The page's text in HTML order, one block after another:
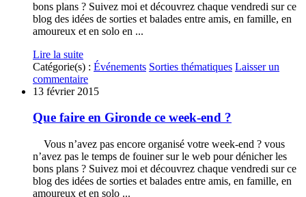
bons plans ? Suivez moi et découvrez chaque vendredi sur ce
blog des idées de sorties et balades entre amis, en famille, en
amoureux et en solo en ...
Lire la suite
Catégorie(s) : Événements Sorties thématiques Laisser un
commentaire
13 février 2015
Que faire en Gironde ce week-end ?
Vous n’avez pas encore organisé votre week-end ? vous
n’avez pas le temps de fouiner sur le web pour dénicher les
bons plans ? Suivez moi et découvrez chaque vendredi sur ce
blog des idées de sorties et balades entre amis, en famille, en
amoureux et en solo ...